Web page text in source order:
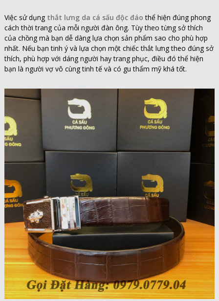
Việc sử dụng thắt lưng da cá sấu độc đáo thể hiện đúng phong
cách thời trang của mỗi người đàn ông. Tùy theo từng sở thích
của chồng mà bạn dễ dàng lựa chọn sản phẩm sao cho phù hợp
nhất. Nếu bạn tinh ý và lựa chọn một chiếc thắt lưng theo đúng sở
thích, phù hợp với dáng người hay trang phục, điều đó thể hiện
bạn là người vợ vô cùng tinh tế và có gu thẩm mỹ khá tốt.